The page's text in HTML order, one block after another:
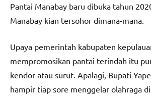
Pantai Manabay baru dibuka tahun
Manabay kian tersohor dimana-mana.
Upaya pemerintah kabupaten
mempromosikan pantai terindah itu
kendor atau surut. Apalagi, Bupati
hampir tiap sore menggelar olahraga